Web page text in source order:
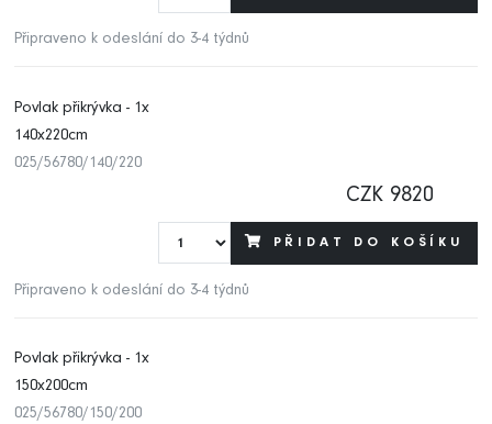
Připraveno k odeslání do 3-4 týdnů
Povlak přikrývka - 1x
140x220cm
025/56780/140/220
CZK 9820
PŘIDAT DO KOŠÍKU
Připraveno k odeslání do 3-4 týdnů
Povlak přikrývka - 1x
150x200cm
025/56780/150/200